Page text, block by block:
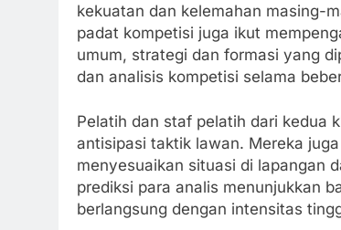
kekuatan dan kelemahan masing-
padat kompetisi juga ikut
umum, strategi dan formasi yang
dan analisis kompetisi selama
Pelatih dan staf pelatih dari kedua
antisipasi taktik lawan. Mereka
menyesuaikan situasi di lapangan
prediksi para analis menunjukkan
berlangsung dengan intensitas